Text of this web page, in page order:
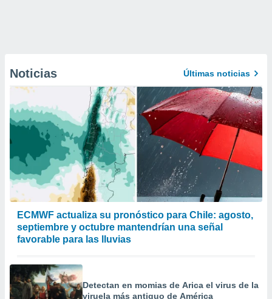
Noticias Últimas noticias
ECMWF actualiza su pronóstico para Chile: agosto,
septiembre y octubre mantendrían una señal
favorable para las lluvias
Detectan en momias de Arica el virus de la
viruela más antiguo de América